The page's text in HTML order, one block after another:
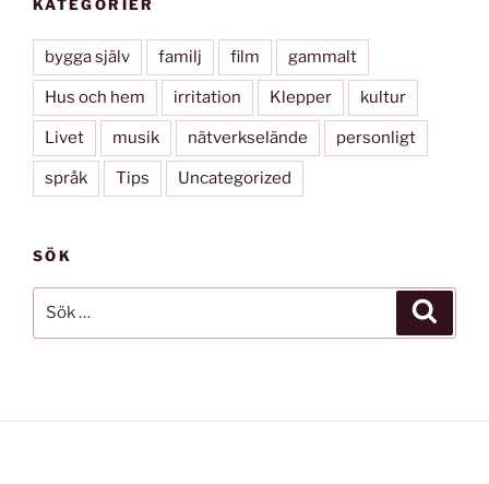
KATEGORIER
bygga själv familj film gammalt
Hus och hem irritation Klepper kultur
Livet musik nätverkselände personligt
språk Tips Uncategorized
SÖK
efter: